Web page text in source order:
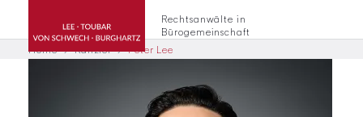
Rechtsanwälte in
Bürogemeinschaft
Home Kanzlei Peter Lee